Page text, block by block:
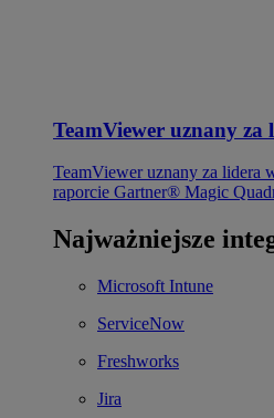
TeamViewer uznany
TeamViewer uznany za lidera
raporcie Gartner® Magic
Najważniejsze
Microsoft Intune
ServiceNow
Freshworks
Jira